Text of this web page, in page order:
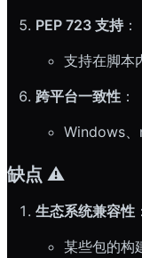
PEP 723 支持：
支持在脚本
跨平台一致性 ：
Windows
缺点 ⚠️
生态系统兼容性 ：
某些包的构